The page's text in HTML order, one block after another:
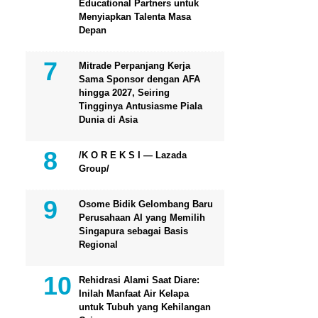
Educational Partners untuk
Menyiapkan Talenta Masa
Depan
Mitrade Perpanjang Kerja
Sama Sponsor dengan AFA
hingga 2027, Seiring
Tingginya Antusiasme Piala
Dunia di Asia
/K O R E K S I — Lazada
Group/
Osome Bidik Gelombang Baru
Perusahaan AI yang Memilih
Singapura sebagai Basis
Regional
Rehidrasi Alami Saat Diare:
Inilah Manfaat Air Kelapa
untuk Tubuh yang Kehilangan